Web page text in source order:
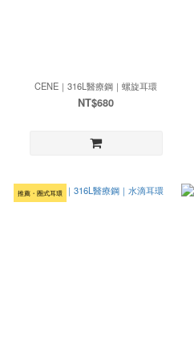
CENE｜316L醫療鋼｜螺旋耳環
NT$680
推薦・圈式耳環